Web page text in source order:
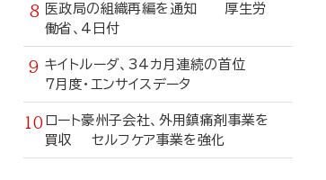
医政局の組織再編を通知 厚生労
働省、4日付
キイトルーダ、34カ月連続の首位
7月度・エンサイスデータ
ロート豪州子会社、外用鎮痛剤事業を
買収 セルフケア事業を強化